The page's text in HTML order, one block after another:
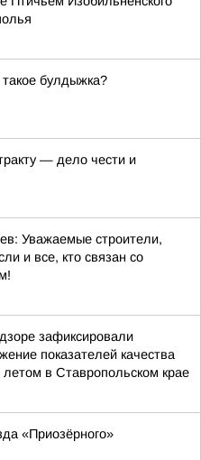
булдыжка?
— дело чести и
Уважаемые строители,
и все, кто связан со
зафиксировали
показателей качества
в Ставропольском крае
«Приозёрного»